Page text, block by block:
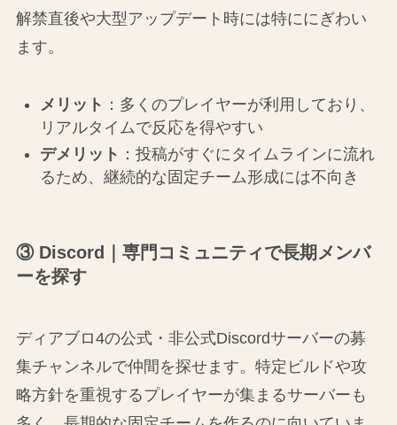
解禁直後や大型アップデート時には特ににぎわい
ます。
メリット ：多くのプレイヤーが利用しており、
リアルタイムで反応を得やすい
デメリット ：投稿がすぐにタイムラインに流れ
るため、継続的な固定チーム形成には不向き
③ Discord｜専門コミュニティで長期メンバ
ーを探す
ディアブロ4の公式・非公式Discordサーバーの募
集チャンネルで仲間を探せます。特定ビルドや攻
略方針を重視するプレイヤーが集まるサーバーも